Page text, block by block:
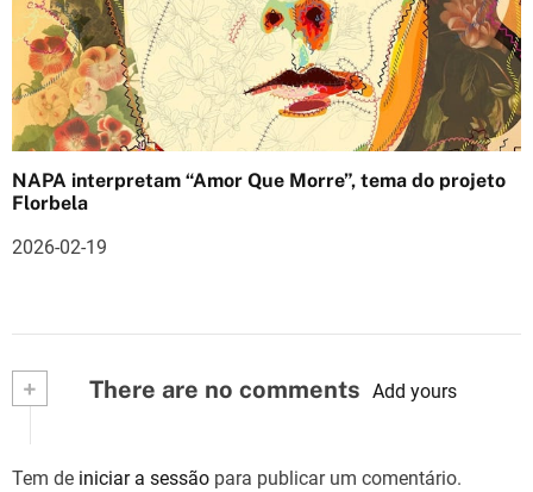
NAPA interpretam “Amor Que Morre”, tema do projeto
Florbela
2026-02-19
+ There are no comments Add yours
Tem de iniciar a sessão para publicar um comentário.